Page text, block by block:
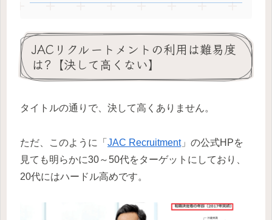
JACリクルートメントの利用は難易度
は?【決して高くない】
タイトルの通りで、決して高くありません。
ただ、このように「 JAC Recruitment」の公式HPを
見ても明らかに30～50代をターゲットにしており、
20代にはハードル高めです。